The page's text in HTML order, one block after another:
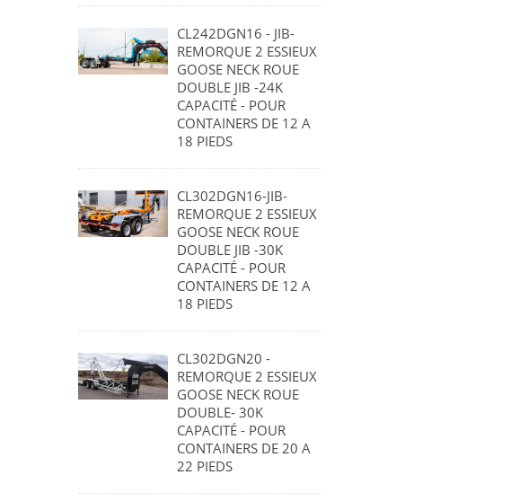
CL242DGN16 - JIB-
REMORQUE 2 ESSIEUX
GOOSE NECK ROUE
DOUBLE JIB -24K
CAPACITÉ - POUR
CONTAINERS DE 12 A
18 PIEDS
CL302DGN16-JIB-
REMORQUE 2 ESSIEUX
GOOSE NECK ROUE
DOUBLE JIB -30K
CAPACITÉ - POUR
CONTAINERS DE 12 A
18 PIEDS
CL302DGN20 -
REMORQUE 2 ESSIEUX
GOOSE NECK ROUE
DOUBLE- 30K
CAPACITÉ - POUR
CONTAINERS DE 20 A
22 PIEDS